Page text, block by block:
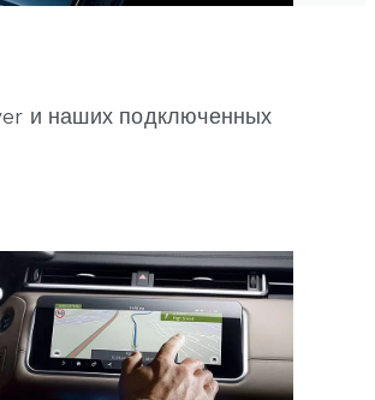
и наших подключенных